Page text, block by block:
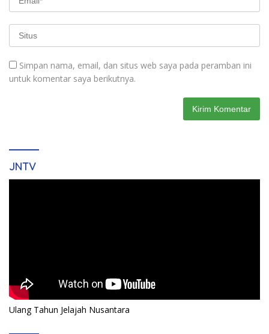
Simpan nama, email, dan situs web saya pada peramban ini
untuk komentar saya berikutnya.
JNTV
Ulang Tahun Jelajah Nusantara